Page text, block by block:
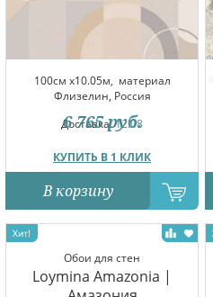
100см x10.05м, материал
Флизелин, Россия
Доставка:12.08
КУПИТЬ В 1 КЛИК
6 765 руб.
В корзину
Обои для стен
Loymina Amazonia |